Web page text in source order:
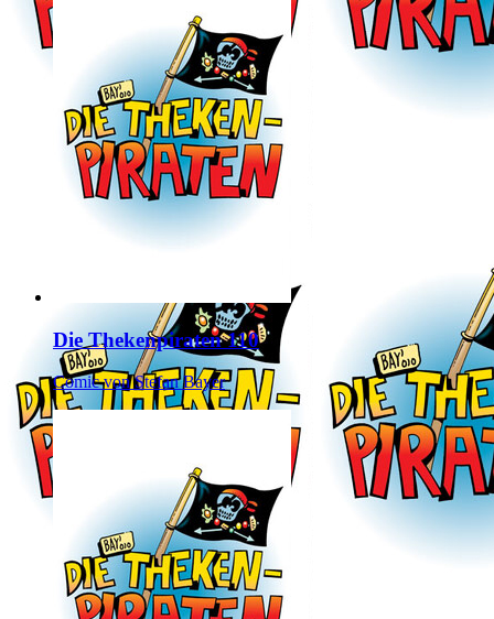
Die Thekenpiraten 110
Comic von Stefan Bayer